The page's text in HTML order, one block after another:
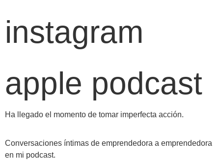
instagram
apple podcast
Ha llegado el momento de tomar imperfecta acción.
Conversaciones íntimas de emprendedora a emprendedora
en mi podcast.